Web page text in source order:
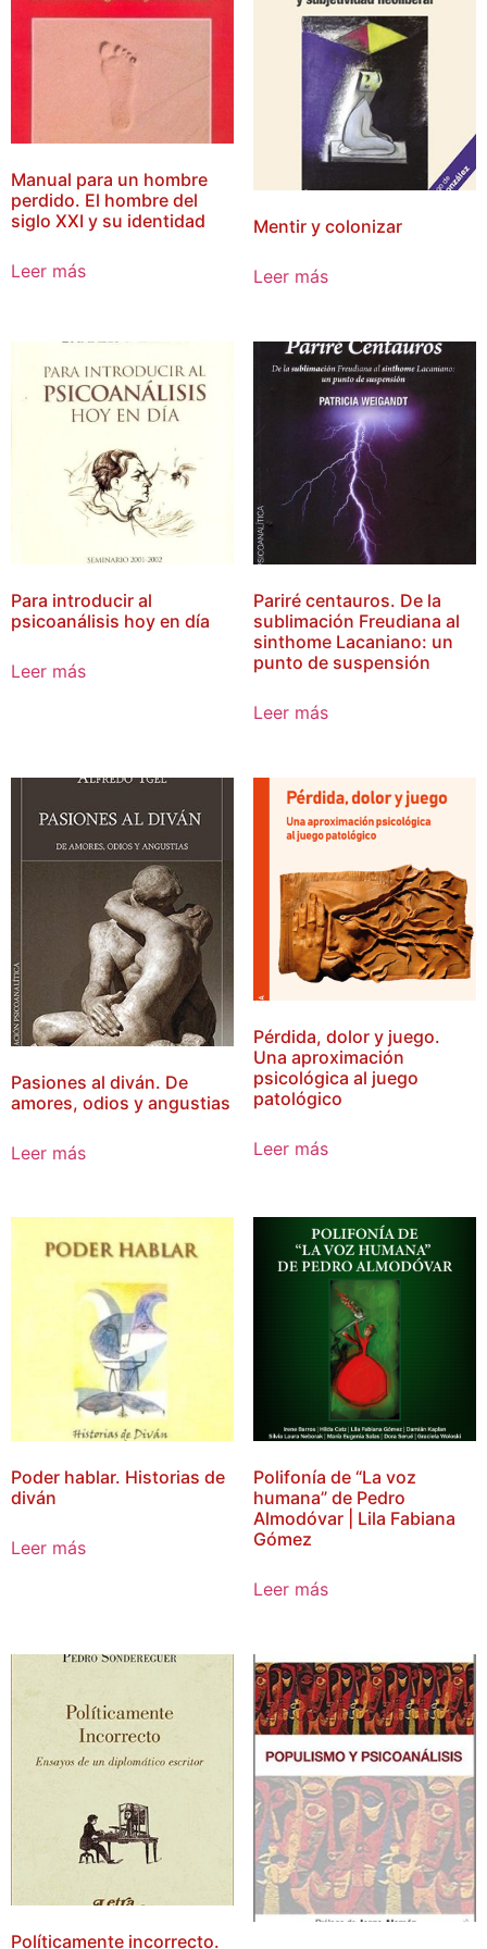
Manual para un hombre
perdido. El hombre del
siglo XXI y su identidad
Leer más
Mentir y colonizar
Leer más
Para introducir al
psicoanálisis hoy en día
Leer más
Pariré centauros. De la
sublimación Freudiana al
sinthome Lacaniano: un
punto de suspensión
Leer más
Pasiones al diván. De
amores, odios y angustias
Leer más
Pérdida, dolor y juego.
Una aproximación
psicológica al juego
patológico
Leer más
Poder hablar. Historias de
diván
Leer más
Polifonía de “La voz
humana” de Pedro
Almodóvar | Lila Fabiana
Gómez
Leer más
Políticamente incorrecto.